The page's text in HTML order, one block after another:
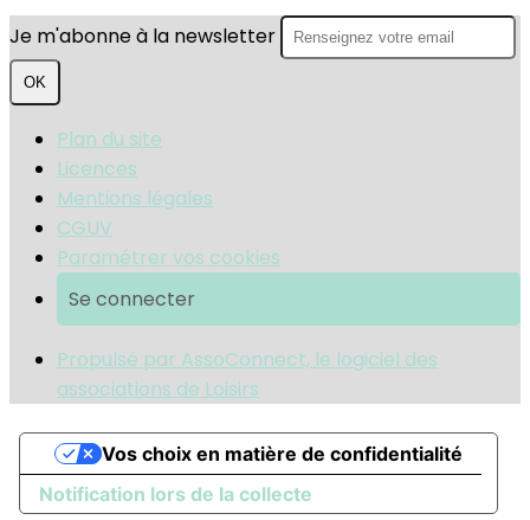
Je m'abonne à la newsletter
OK
Plan du site
Licences
Mentions légales
CGUV
Paramétrer vos cookies
Se connecter
Propulsé par AssoConnect, le logiciel des
associations de Loisirs
Notification lors de la collecte
Vos choix en matière de confidentialité